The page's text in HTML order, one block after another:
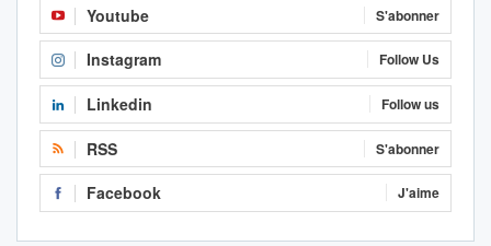
Youtube S'abonner
Instagram Follow Us
Linkedin Follow us
RSS S'abonner
Facebook J'aime